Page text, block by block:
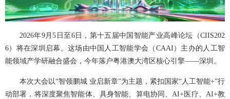
2026年9月5日至6日，第十五届中国智能产业高峰论坛（CIIS202
6）将在深圳启幕。这场由中国人工智能学会（CAAI）主办的人工智
能领域产学研融合盛会，今年落户粤港澳大湾区核心引擎——深圳。
本次大会以“智领鹏城 业启新章”为主题，紧扣国家“人工智能+”行
动部署，将深度聚焦智能体、具身智能、算电协同、AI+医疗、AI+教